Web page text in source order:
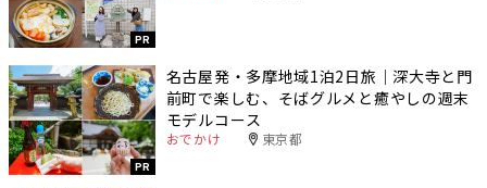
PR
PR
名古屋発・多摩地域1泊2日旅｜深大寺と門
前町で楽しむ、そばグルメと癒やしの週末
モデルコース
おでかけ 東京都